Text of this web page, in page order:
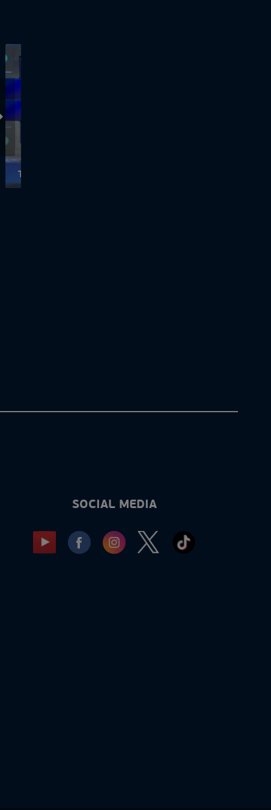
ΤΡΟΧΟΣ ΤΗΣ ΤΥΧΗΣ - 28.9.2020
SOCIAL MEDIA